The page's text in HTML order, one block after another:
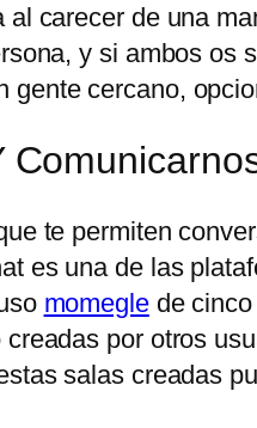
carecer de una
y si ambos os
cercano,
te permiten
es una de las
momeglede cinco
por otros
salas creadas